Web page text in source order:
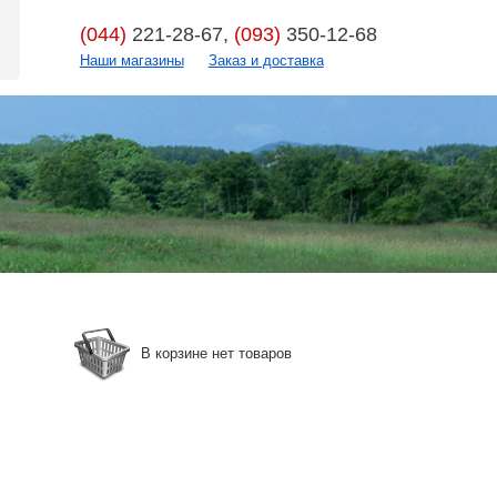
(044) 221-28-67, (093) 350-12-68
Наши магазины Заказ и доставка
В корзине нет товаров